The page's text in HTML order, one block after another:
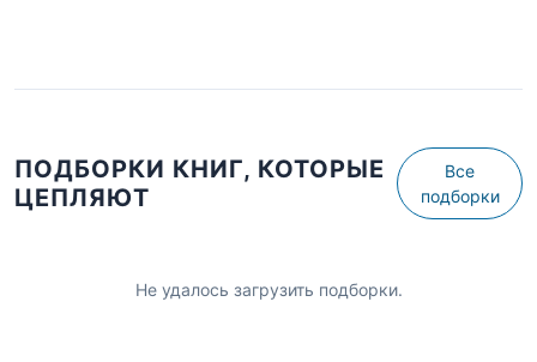
ПОДБОРКИ КНИГ, КОТОРЫЕ
ЦЕПЛЯЮТ
Все
подборки
Не удалось загрузить подборки.